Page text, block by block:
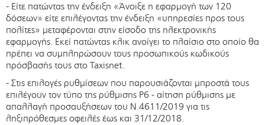
- Είτε πατώντας την ένδειξη «Άνοιξε η εφαρμογή των 120
δόσεων» είτε επιλέγοντας την ένδειξη «υπηρεσίες προς τους
πολίτες» μεταφέρονται στην είσοδο της ηλεκτρονικής
εφαρμογής. Εκεί πατώντας κλικ ανοίγει το πλαίσιο στο οποίο θα
πρέπει να συμπληρώσουν τους προσωπικούς κωδικούς
πρόσβασής τους στο Taxisnet.
- Στις επιλογές ρυθμίσεων που παρουσιάζονται μπροστά τους
επιλέγουν τον τύπο της ρύθμισης Ρ6 - αίτηση ρύθμισης με
απαλλαγή προσαυξήσεων του Ν.4611/2019 για τις
ληξιπρόθεσμες οφειλές έως και 31/12/2018.